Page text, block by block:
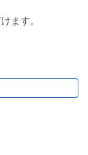
ます。